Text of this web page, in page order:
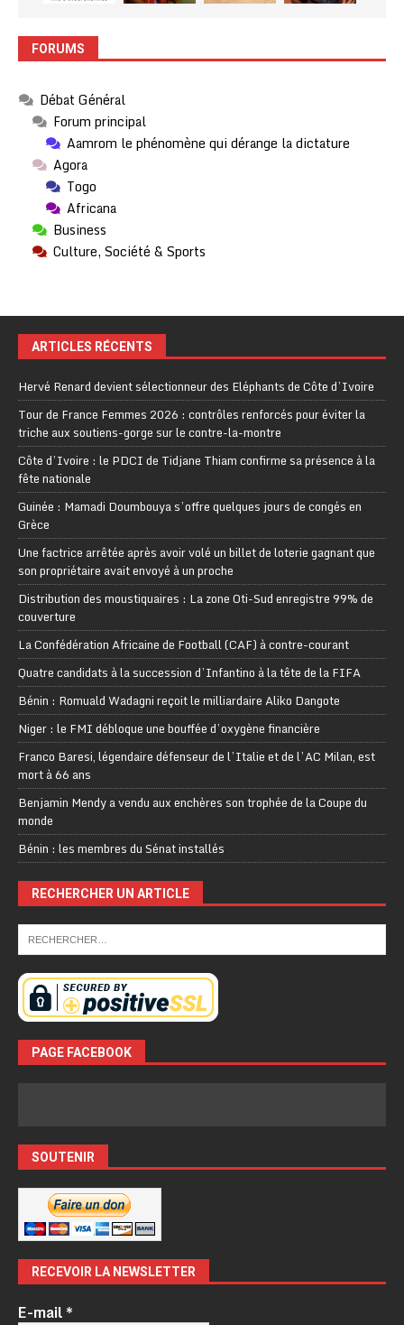
FORUMS
Débat Général
Forum principal
Aamrom le phénomène qui dérange la dictature
Agora
Togo
Africana
Business
Culture, Société & Sports
ARTICLES RÉCENTS
Hervé Renard devient sélectionneur des Eléphants de Côte d’Ivoire
Tour de France Femmes 2026 : contrôles renforcés pour éviter la
triche aux soutiens-gorge sur le contre-la-montre
Côte d’Ivoire : le PDCI de Tidjane Thiam confirme sa présence à la
fête nationale
Guinée : Mamadi Doumbouya s’offre quelques jours de congés en
Grèce
Une factrice arrêtée après avoir volé un billet de loterie gagnant que
son propriétaire avait envoyé à un proche
Distribution des moustiquaires : La zone Oti-Sud enregistre 99% de
couverture
La Confédération Africaine de Football (CAF) à contre-courant
Quatre candidats à la succession d’Infantino à la tête de la FIFA
Bénin : Romuald Wadagni reçoit le milliardaire Aliko Dangote
Niger : le FMI débloque une bouffée d’oxygène financière
Franco Baresi, légendaire défenseur de l’Italie et de l’AC Milan, est
mort à 66 ans
Benjamin Mendy a vendu aux enchères son trophée de la Coupe du
monde
Bénin : les membres du Sénat installés
RECHERCHER UN ARTICLE
PAGE FACEBOOK
SOUTENIR
RECEVOIR LA NEWSLETTER
E-mail*